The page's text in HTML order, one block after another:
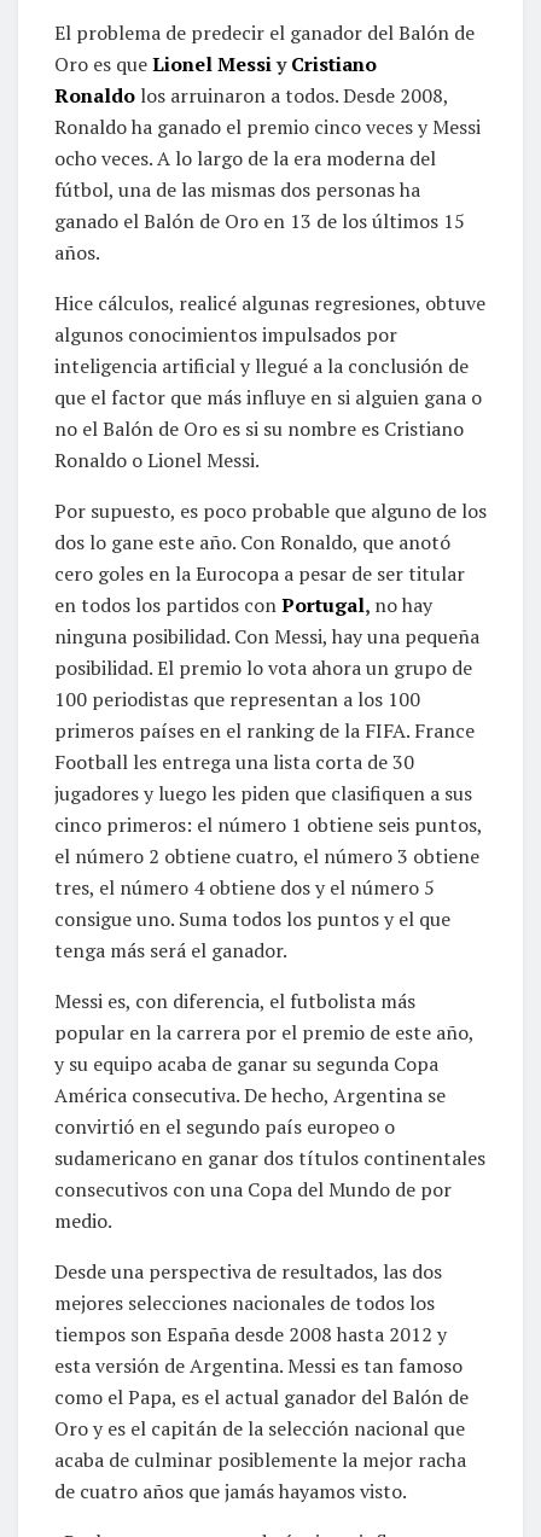
El problema de predecir el ganador del Balón de
Oro es queLionel MessiyCristiano
Ronaldo los arruinaron a todos. Desde 2008,
Ronaldo ha ganado el premio cinco veces y Messi
ocho veces. A lo largo de la era moderna del
fútbol, una de las mismas dos personas ha
ganado el Balón de Oro en 13 de los últimos 15
años.
Hice cálculos, realicé algunas regresiones, obtuve
algunos conocimientos impulsados por
inteligencia artificial y llegué a la conclusión de
que el factor que más influye en si alguien gana o
no el Balón de Oro es si su nombre es Cristiano
Ronaldo o Lionel Messi.
Por supuesto, es poco probable que alguno de los
dos lo gane este año. Con Ronaldo, que anotó
cero goles en la Eurocopa a pesar de ser titular
en todos los partidos conPortugal, no hay
ninguna posibilidad. Con Messi, hay una pequeña
posibilidad. El premio lo vota ahora un grupo de
100 periodistas que representan a los 100
primeros países en el ranking de la FIFA. France
Football les entrega una lista corta de 30
jugadores y luego les piden que clasifiquen a sus
cinco primeros: el número 1 obtiene seis puntos,
el número 2 obtiene cuatro, el número 3 obtiene
tres, el número 4 obtiene dos y el número 5
consigue uno. Suma todos los puntos y el que
tenga más será el ganador.
Messi es, con diferencia, el futbolista más
popular en la carrera por el premio de este año,
y su equipo acaba de ganar su segunda Copa
América consecutiva. De hecho, Argentina se
convirtió en el segundo país europeo o
sudamericano en ganar dos títulos continentales
consecutivos con una Copa del Mundo de por
medio.
Desde una perspectiva de resultados, las dos
mejores selecciones nacionales de todos los
tiempos son España desde 2008 hasta 2012 y
esta versión de Argentina. Messi es tan famoso
como el Papa, es el actual ganador del Balón de
Oro y es el capitán de la selección nacional que
acaba de culminar posiblemente la mejor racha
de cuatro años que jamás hayamos visto.